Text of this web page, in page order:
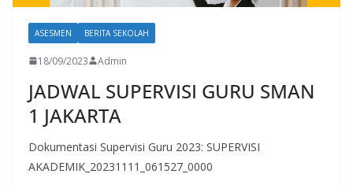
ASESMEN BERITA SEKOLAH
18/09/2023 Admin
JADWAL SUPERVISI GURU SMAN
1 JAKARTA
Dokumentasi Supervisi Guru 2023: SUPERVISI
AKADEMIK_20231111_061527_0000